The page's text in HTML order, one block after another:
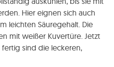
Hier eignen sich auch
leichten Säuregehalt. Die
mit weißer Kuvertüre. Jetzt
sind die leckeren,